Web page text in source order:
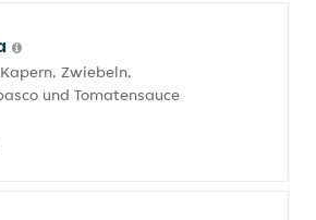
Zwiebeln,
und Tomatensauce